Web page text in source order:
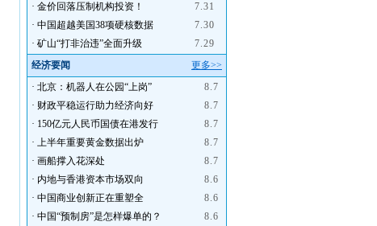
· 金价回落压制机构投资！
7.31
· 中国超越美国38项硬核数据
7.30
· 矿山“打非治违”全面升级
7.29
经济要闻
更多>>
· 北京：机器人在公园“上岗”
8.7
· 财政平稳运行助力经济向好
8.7
· 150亿元人民币国债在港发行
8.7
· 上半年重要黄金数据出炉
8.7
· 画船撑入花深处
8.7
· 内地与香港资本市场双向
8.6
· 中国商业创新正在重塑全
8.6
· 中国“预制房”是怎样爆单的？
8.6